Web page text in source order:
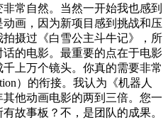
常自然。当然一开始我也感到
画，因为新项目感到挑战和压
摄过《白雪公主斗牛记》，所
的电影。最重要的点在于电影
上万个镜头。你真的需要非常
）的衔接。我认为《机器人
他动画电影的两到三倍。您一
故事板？不，是团队的成果。